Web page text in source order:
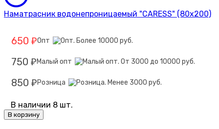
Наматрасник водонепроницаемый "CARESS" (80x200)
650 ₽Опт
750 ₽ Малый опт
850 ₽ Розница
В наличии 8 шт.
В корзину